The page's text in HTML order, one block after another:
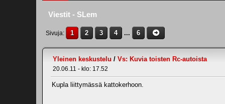
Viestit - SLem
Sivuja 1 2 3 4 ... 6
Yleinen keskustelu / Vs: Kuvia toisten Rc-autoista
20.06.11 - klo: 17.52
Kupla liittymässä kattokerhoon.